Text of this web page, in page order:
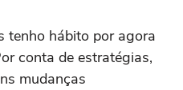
tenho hábito por agora
conta de estratégias,
mudanças